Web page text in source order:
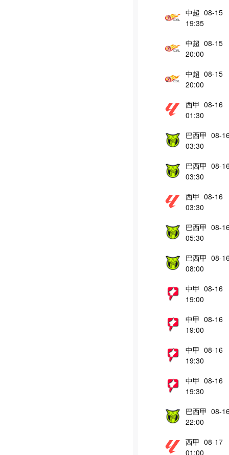
中超 08-15
19:35
中超 08-15
20:00
中超 08-15
20:00
西甲 08-16
01:30
巴西甲 08-
03:30
巴西甲 08-
03:30
西甲 08-16
03:30
巴西甲 08-
05:30
巴西甲 08-
08:00
中甲 08-16
19:00
中甲 08-16
19:00
中甲 08-16
19:30
中甲 08-16
19:30
巴西甲 08-
22:00
西甲 08-17
01:00